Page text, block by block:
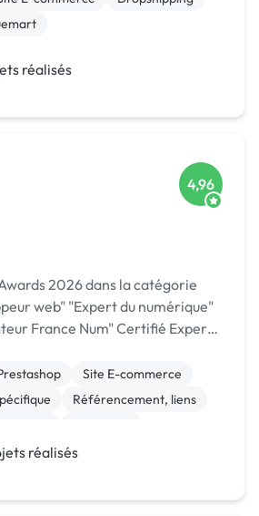
réalisés
4,96
2026 dans la catégorie
web" "Expert du numérique"
France Num" Certifié Expert
Site E-commerce
Référencement, liens
réalisés